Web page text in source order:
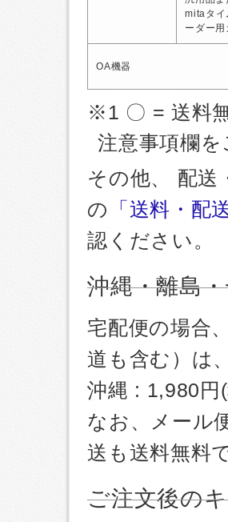
mitaタイ
ーダー
OA機器
※1 〇 = 送料
注意事項欄
その他、 配送
の
「送料・配
認ください。
沖縄・離島
宅配便の場合
道も含む）は
沖縄 : 1,980円
なお、メール
送も送料無料
ご注文後の